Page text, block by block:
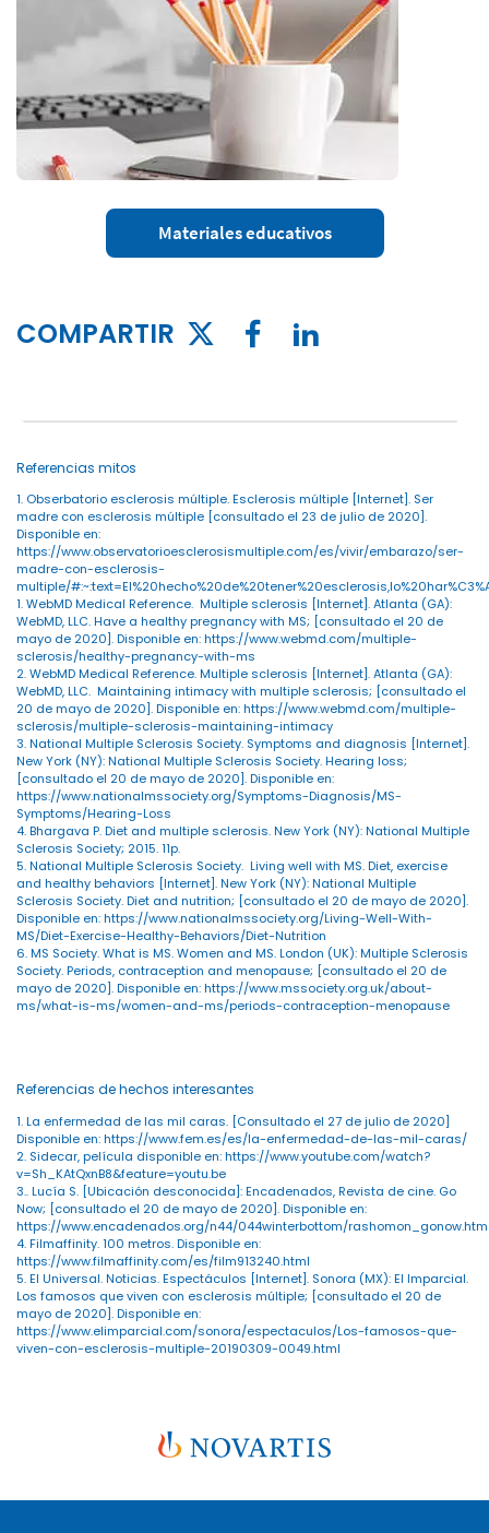
Materiales educativos
COMPARTIR
Referencias mitos
1. Obserbatorio esclerosis múltiple. Esclerosis múltiple [Internet]. Ser
madre con esclerosis múltiple [consultado el 23 de julio de 2020].
Disponible en:
https://www.observatorioesclerosismultiple.com/es/vivir/embarazo/ser-
madre-con-esclerosis-
multiple/
1. WebMD Medical Reference. Multiple sclerosis [Internet]. Atlanta (GA):
WebMD, LLC. Have a healthy pregnancy with MS; [consultado el 20 de
mayo de 2020]. Disponible en: https://www.webmd.com/multiple-
sclerosis/healthy-pregnancy-with-ms
2. WebMD Medical Reference. Multiple sclerosis [Internet]. Atlanta (GA):
WebMD, LLC. Maintaining intimacy with multiple sclerosis; [consultado el
20 de mayo de 2020]. Disponible en: https://www.webmd.com/multiple-
sclerosis/multiple-sclerosis-maintaining-intimacy
3. National Multiple Sclerosis Society. Symptoms and diagnosis [Internet].
New York (NY): National Multiple Sclerosis Society. Hearing loss;
[consultado el 20 de mayo de 2020]. Disponible en:
https://www.nationalmssociety.org/Symptoms-Diagnosis/MS-
Symptoms/Hearing-Loss
4. Bhargava P. Diet and multiple sclerosis. New York (NY): National Multiple
Sclerosis Society; 2015. 11p.
5. National Multiple Sclerosis Society. Living well with MS. Diet, exercise
and healthy behaviors [Internet]. New York (NY): National Multiple
Sclerosis Society. Diet and nutrition; [consultado el 20 de mayo de 2020].
Disponible en: https://www.nationalmssociety.org/Living-Well-With-
MS/Diet-Exercise-Healthy-Behaviors/Diet-Nutrition
6. MS Society. What is MS. Women and MS. London (UK): Multiple Sclerosis
Society. Periods, contraception and menopause; [consultado el 20 de
mayo de 2020]. Disponible en: https://www.mssociety.org.uk/about-
ms/what-is-ms/women-and-ms/periods-contraception-menopause
Referencias de hechos interesantes
1. La enfermedad de las mil caras. [Consultado el 27 de julio de 2020]
Disponible en: https://www.fem.es/es/la-enfermedad-de-las-mil-caras/
2. Sidecar, película disponible en: https://www.youtube.com/watch?
v=Sh_KAtQxnB8&feature=youtu.be
3.. Lucía S. [Ubicación desconocida]: Encadenados, Revista de cine. Go
Now; [consultado el 20 de mayo de 2020]. Disponible en:
https://www.encadenados.org/n44/044winterbottom/rashomon_gonow.htm
4. Filmaffinity. 100 metros. Disponible en:
https://www.filmaffinity.com/es/film913240.html
5. El Universal. Noticias. Espectáculos [Internet]. Sonora (MX): El Imparcial.
Los famosos que viven con esclerosis múltiple; [consultado el 20 de
mayo de 2020]. Disponible en:
https://www.elimparcial.com/sonora/espectaculos/Los-famosos-que-
viven-con-esclerosis-multiple-20190309-0049.html